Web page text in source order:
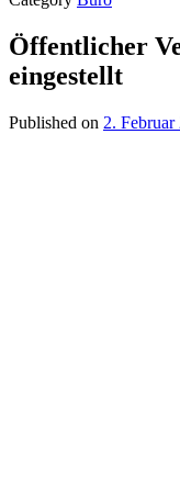
Öffentlicher
eingestellt
Published on 2. Februar